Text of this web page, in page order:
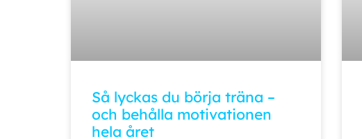
Så lyckas du börja träna –
och behålla motivationen
hela året